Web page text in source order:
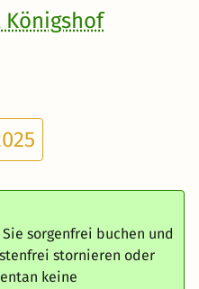
sorgenfrei buchen und
stornieren oder
keine